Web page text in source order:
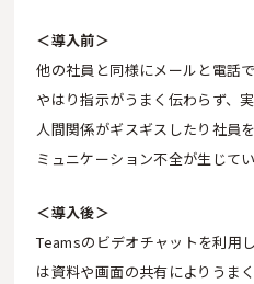
＜導入前＞
他の社員と同様にメールと電話
やはり指示がうまく伝わらず、
人間関係がギスギスしたり社員
ミュニケーション不全が生じてい
＜導入後＞
Teamsのビデオチャットを利用
は資料や画面の共有によりうま